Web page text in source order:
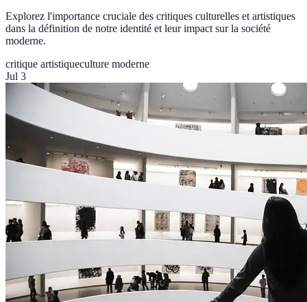
Explorez l'importance cruciale des critiques culturelles et artistiques
dans la définition de notre identité et leur impact sur la société
moderne.
critique artistiqueculture moderne
Jul 3